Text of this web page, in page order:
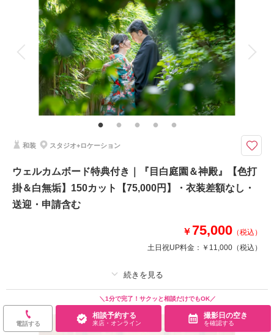
着付け ヘアメイク 小物一式
アルバム データ 120 カット 台紙付写真
衣装追加 会食 挙式
家族と撮影 家族用衣装レンタル ペットと撮影
その他含むもの
新婦様ヘア＆メイク（新婦様ヘアスタイルは洋髪orかつら綿帽子orかつら角
隠し）・髪飾り・お二人の衣装新婦2着（衣裳は差額なしで選べます）・ホ
テル館内使用料（神殿・中庭含む）
新婦和装2着含む【白無垢＆色打掛】｜ホテル内で【神殿撮影】＆ホテル中
●新郎和装１着、新婦和装２着
●ご新婦様は白無垢・色打掛・黒引振袖より２点
●撮影場所：ホテル館内（神殿・中庭付）
和装 スタジオ+ロケーション
ウェルカムボード特典付き｜『目白庭園＆神殿』【色打
掛＆白無垢】150カット【75,000円】・衣装差額なし・
送迎・申請含む
￥ 75,000 （税込）
土日祝UP料金： ￥11,000 （税込）
プラン詳細
新婦衣装2着 新郎衣装1着
＼1分で完了！サクッと相談だけでもOK／
電話する
相談予約する
来店・オンライン
撮影日の空き
を確認する